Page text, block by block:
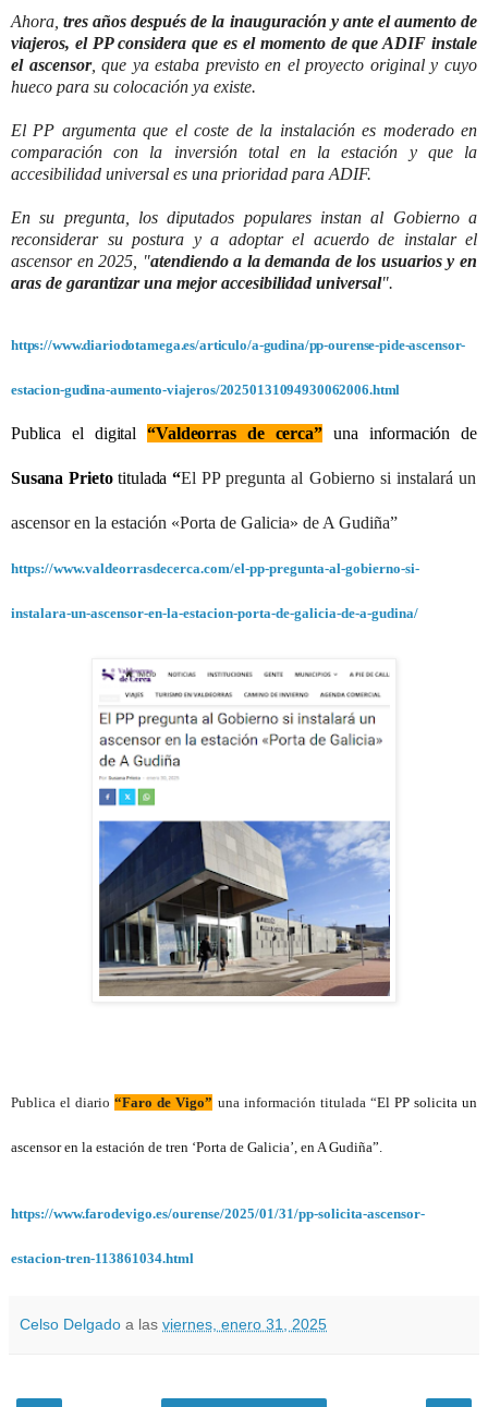
Ahora, tres años después de la inauguración y ante el aumento de
viajeros, el PP considera que es el momento de que ADIF instale
el ascensor, que ya estaba previsto en el proyecto original y cuyo
hueco para su colocación ya existe.
El PP argumenta que el coste de la instalación es moderado en
comparación con la inversión total en la estación y que la
accesibilidad universal es una prioridad para ADIF.
En su pregunta, los diputados populares instan al Gobierno a
reconsiderar su postura y a adoptar el acuerdo de instalar el
ascensor en 2025, "atendiendo a la demanda de los usuarios y en
aras de garantizar una mejor accesibilidad universal".
https://www.diariodotamega.es/articulo/a-gudina/pp-ourense-pide-ascensor-
estacion-gudina-aumento-viajeros/20250131094930062006.html
Publica el digital “Valdeorras de cerca” una información de
Susana Prietotitulada “El PP pregunta al Gobierno si instalará un
ascensor en la estación «Porta de Galicia» de A Gudiña”
https://www.valdeorrasdecerca.com/el-pp-pregunta-al-gobierno-si-
instalara-un-ascensor-en-la-estacion-porta-de-galicia-de-a-gudina/
Publica el diario “Faro de Vigo” una información titulada “El PP solicita un
ascensor en la estación de tren ‘Porta de Galicia’, en A Gudiña”.
https://www.farodevigo.es/ourense/2025/01/31/pp-solicita-ascensor-
estacion-tren-113861034.html
Celso Delgado a las viernes, enero 31, 2025